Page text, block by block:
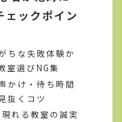
ェックポイン
ちな失敗体験か
室選びNG集
かけ・待ち時間
抜くコツ
れる教室の誠実